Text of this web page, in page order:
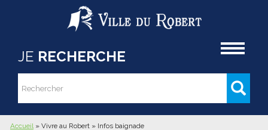
Aller au contenu principal
JE RECHERCHE
Formulaire de recherche
Rechercher
Accueil » Vivre au Robert » Infos baignade